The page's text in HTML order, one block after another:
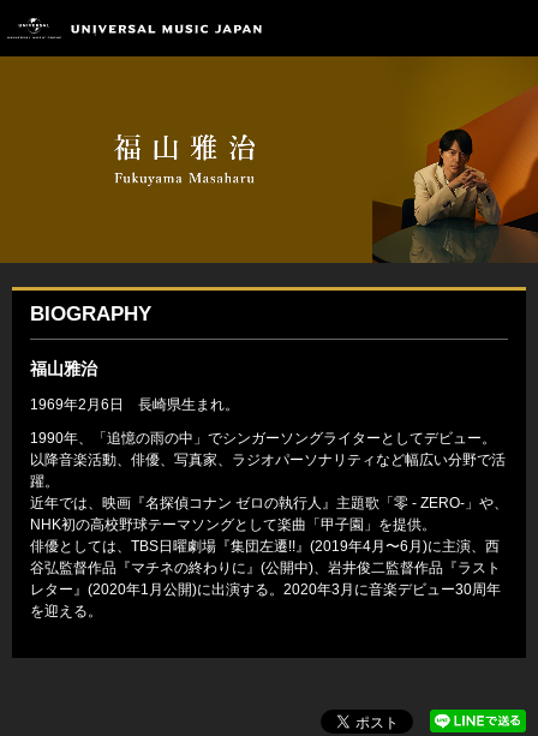
BIOGRAPHY
福山雅治
1969年2月6日 長崎県生まれ。
1990年、「追憶の雨の中」でシンガーソングライターとしてデビュー。
以降音楽活動、俳優、写真家、ラジオパーソナリティなど幅広い分野で活
躍。
近年では、映画『名探偵コナン ゼロの執行人』主題歌「零 - ZERO-」や、
NHK初の高校野球テーマソングとして楽曲「甲子園」を提供。
俳優としては、TBS日曜劇場『集団左遷!!』(2019年4月〜6月)に主演、西
谷弘監督作品『マチネの終わりに』(公開中)、岩井俊二監督作品『ラスト
レター』(2020年1月公開)に出演する。2020年3月に音楽デビュー30周年
を迎える。